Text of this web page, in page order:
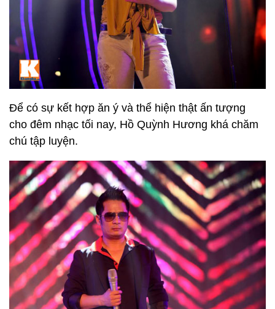
Để có sự kết hợp ăn ý và thể hiện thật ấn tượng
cho đêm nhạc tối nay, Hồ Quỳnh Hương khá chăm
chú tập luyện.